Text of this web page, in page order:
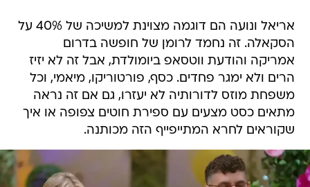
אריאל ונועה הם דוגמה מצוינת למשיכה של 40% על
הסקאלה. זה נחמד לרומן של חופשה בדרום
אמריקה והודעת ווטסאפ ביומולדת, אבל זה לא יזיז
הרים ולא ימגר פחדים. כסף, פורטוריקו, מיאמי, וכל
משפחת מוזס לדורותיה לא יעזרו, גם אם זה נראה
מתאים כסט מצעים עם ספירת חוטים צפופה או איך
שקוראים לחרא המתייפייף הזה מכותנה.